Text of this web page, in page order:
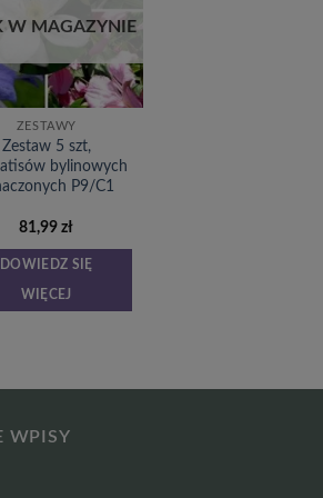
życzeń
W MAGAZYNIE
ZESTAWY
Zestaw 5 szt,
bylinowych
P9/C1
81,99zł
DOWIEDZ SIĘ
WIĘCEJ
WPISY